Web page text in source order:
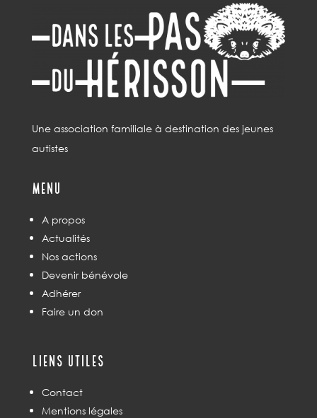
Une association familiale à destination des jeunes
autistes
Menu
A propos
Actualités
Nos actions
Devenir bénévole
Adhérer
Faire un don
Liens utiles
Contact
Mentions légales